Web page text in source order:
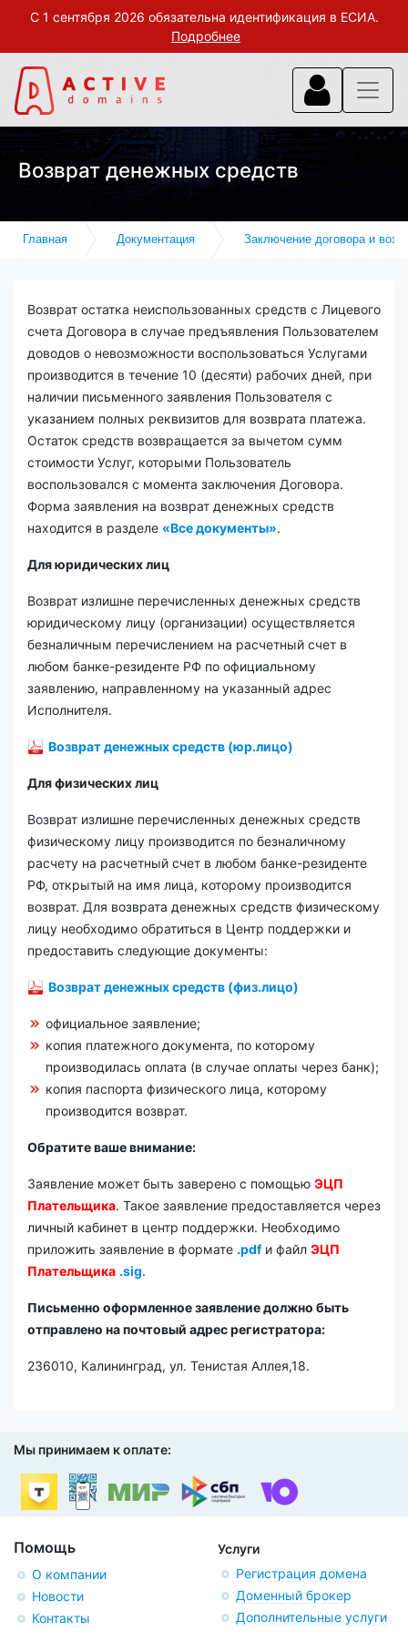
С 1 сентября 2026 обязательна идентификация в ЕСИА.
Подробнее
Возврат денежных средств
Главная Документация Заключение договора и
Возврат остатка неиспользованных средств с Лицевого
счета Договора в случае предъявления Пользователем
доводов о невозможности воспользоваться Услугами
производится в течение 10 (десяти) рабочих дней, при
наличии письменного заявления Пользователя с
указанием полных реквизитов для возврата платежа.
Остаток средств возвращается за вычетом сумм
стоимости Услуг, которыми Пользователь
воспользовался с момента заключения Договора.
Форма заявления на возврат денежных средств
находится в разделе «Все документы».
Для юридических лиц
Возврат излишне перечисленных денежных средств
юридическому лицу (организации) осуществляется
безналичным перечислением на расчетный счет в
любом банке-резиденте РФ по официальному
заявлению, направленному на указанный адрес
Исполнителя.
Возврат денежных средств (юр.лицо)
Для физических лиц
Возврат излишне перечисленных денежных средств
физическому лицу производится по безналичному
расчету на расчетный счет в любом банке-резиденте
РФ, открытый на имя лица, которому производится
возврат. Для возврата денежных средств физическому
лицу необходимо обратиться в Центр поддержки и
предоставить следующие документы:
Возврат денежных средств (физ.лицо)
официальное заявление;
копия платежного документа, по которому
производилась оплата (в случае оплаты через банк);
копия паспорта физического лица, которому
производится возврат.
Обратите ваше внимание:
Заявление может быть заверено с помощью ЭЦП
Плательщика. Такое заявление предоставляется через
личный кабинет в центр поддержки. Необходимо
приложить заявление в формате .pdfи файл ЭЦП
Плательщика .sig.
Письменно оформленное заявление должно быть
отправлено на почтовый адрес регистратора:
236010, Калининград, ул. Тенистая Аллея,18.
Мы принимаем к оплате:
Помощь
О компании
Новости
Контакты
Услуги
Регистрация домена
Доменный брокер
Дополнительные услуги